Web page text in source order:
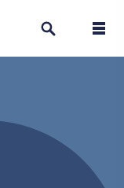
Suchen